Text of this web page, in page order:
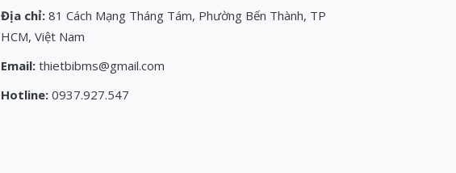
Địa chỉ: 81 Cách Mạng Tháng Tám, Phường Bến Thành, TP
HCM, Việt Nam
Email: thietbibms@gmail.com
Hotline: 0937.927.547